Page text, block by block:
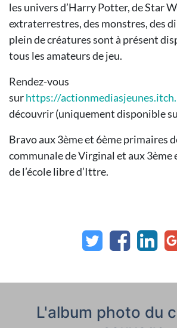
les univers d’Harry Potter, de Star
extraterrestres, des monstres, des
plein de créatures sont à présent
tous les amateurs de jeu.
Rendez-vous
surhttps://
découvrir (uniquement disponible
Bravo aux 3ème et 6ème primaires
communale de Virginal et aux 3ème
de l’école libre d’Ittre.
L'album photo du